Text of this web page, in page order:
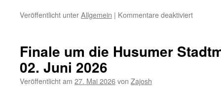
Veröffentlicht unterAllgemein | Kommentare deaktiviertfür
die
Finale um die Husumer
02. Juni 2026
Veröffentlicht am 27. Mai 2026von Zajosh